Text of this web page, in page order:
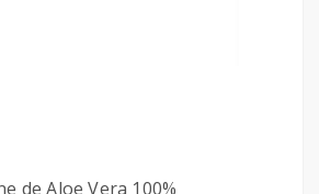
de Aloe Vera 100%